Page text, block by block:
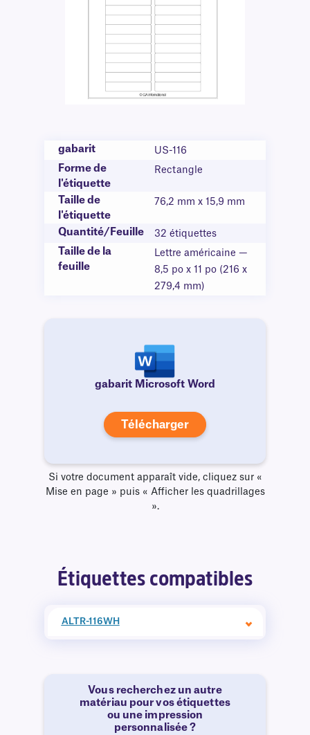
gabarit US-116
Forme de
l'étiquette
Rectangle
Taille de
l'étiquette
76,2 mm x 15,9 mm
Quantité/Feuille 32 étiquettes
Taille de la
feuille
Lettre américaine —
8,5 po x 11 po (216 x
279,4 mm)
gabarit Microsoft Word
Télécharger
Si votre document apparaît vide, cliquez sur «
Mise en page » puis « Afficher les quadrillages
».
Étiquettes compatibles
ALTR-116WH
Vous recherchez un autre
matériau pour vos étiquettes
ou une impression
personnalisée ?